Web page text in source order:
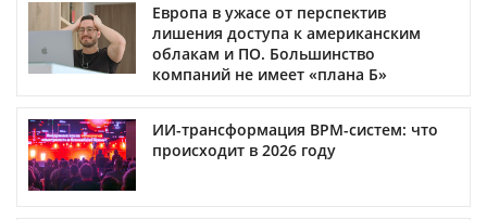
Европа в ужасе от перспектив
лишения доступа к американским
облакам и ПО. Большинство
компаний не имеет «плана Б»
ИИ-трансформация BPM-систем: что
происходит в 2026 году